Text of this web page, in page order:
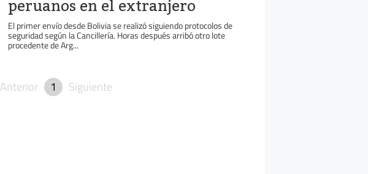
peruanos en el extranjero
El primer envío desde Bolivia se realizó siguiendo protocolos de
seguridad según la Cancillería. Horas después arribó otro lote
procedente de Arg...
Anterior 1 Siguiente